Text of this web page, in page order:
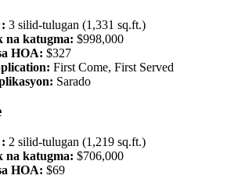
3 silid-tulugan (1,331 sq.ft.)
na katugma: $998,000
HOA: $327
First Come, First Served
Sarado
2 silid-tulugan (1,219 sq.ft.)
na katugma: $706,000
HOA: $69